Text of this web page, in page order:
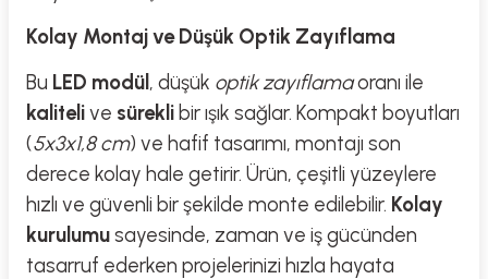
Kolay Montaj ve Düşük Optik Zayıflama
Bu LED modül , düşük optik zayıflamaoranı ile
kalitelive sürekli bir ışık sağlar. Kompakt boyutları
(5x3x1,8 cm) ve hafif tasarımı, montajı son
derece kolay hale getirir. Ürün, çeşitli yüzeylere
hızlı ve güvenli bir şekilde monte edilebilir. Kolay
kurulumusayesinde, zaman ve iş gücünden
tasarruf ederken projelerinizi hızla hayata